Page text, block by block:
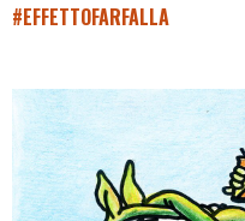
#EFFETTOFARFALLA